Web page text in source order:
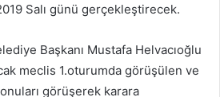
Salı günü gerçekleştirecek.
Başkanı Mustafa Helvacıoğlu
meclis 1.oturumda görüşülen ve
görüşerek karara